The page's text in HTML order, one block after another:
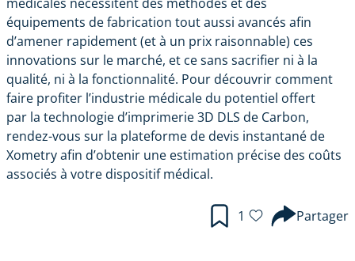
équipements de fabrication tout aussi avancés afin
d’amener rapidement (et à un prix raisonnable) ces
innovations sur le marché, et ce sans sacrifier ni à la
qualité, ni à la fonctionnalité. Pour découvrir comment
faire profiter l’industrie médicale du potentiel offert
par la technologie d’imprimerie 3D DLS de Carbon,
rendez-vous sur la plateforme de devis instantané de
Xometryafin d’obtenir une estimation précise des coûts
associés à votre dispositif médical.
1 Partager